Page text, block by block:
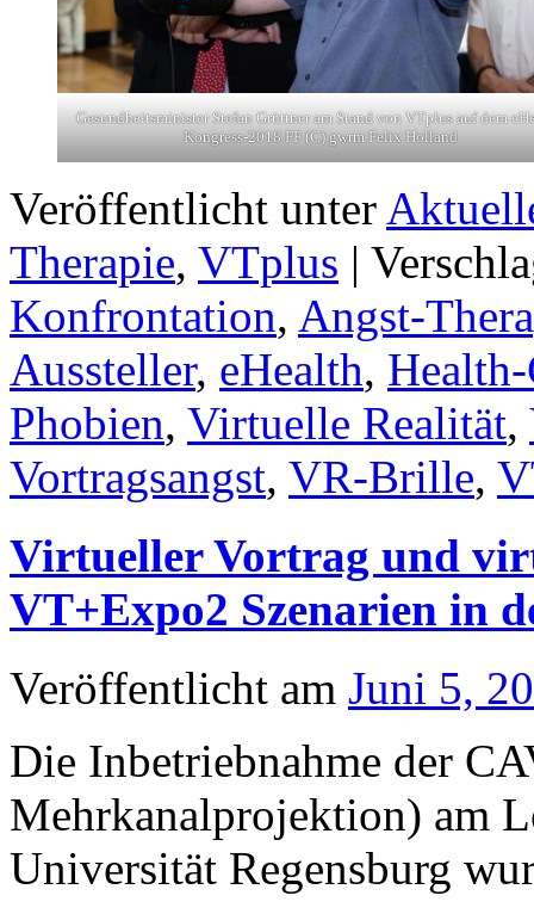
Gesundheitsminister Stefan Grüttner am Stand von VTplus auf dem
Kongress-2018 FF (C) gwrm Felix Holland
Veröffentlicht unter
Therapie, VTplus |
Konfrontation, Angst-
Aussteller, eHealth,
Phobien, Virtuelle Realität,
Vortragsangst, VR-Brille,
Virtueller Vortrag und
VT+Expo2 Szenarien in
Veröffentlicht am Juni 5,
Die Inbetriebnahme der
Mehrkanalprojektion) am
Universität Regensburg